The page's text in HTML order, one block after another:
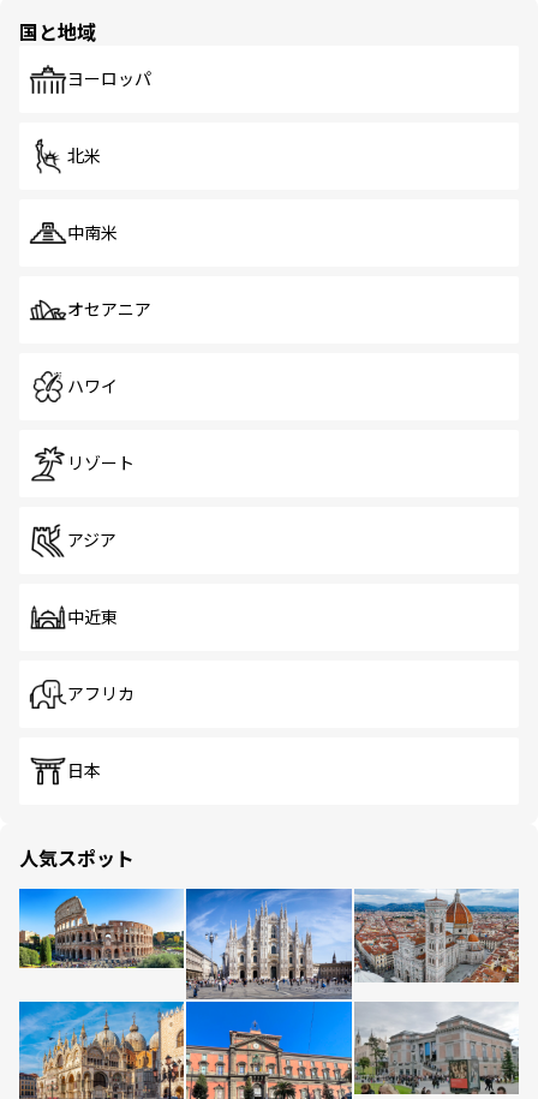
国と地域
ヨーロッパ
北米
中南米
オセアニア
ハワイ
リゾート
アジア
中近東
アフリカ
日本
人気スポット